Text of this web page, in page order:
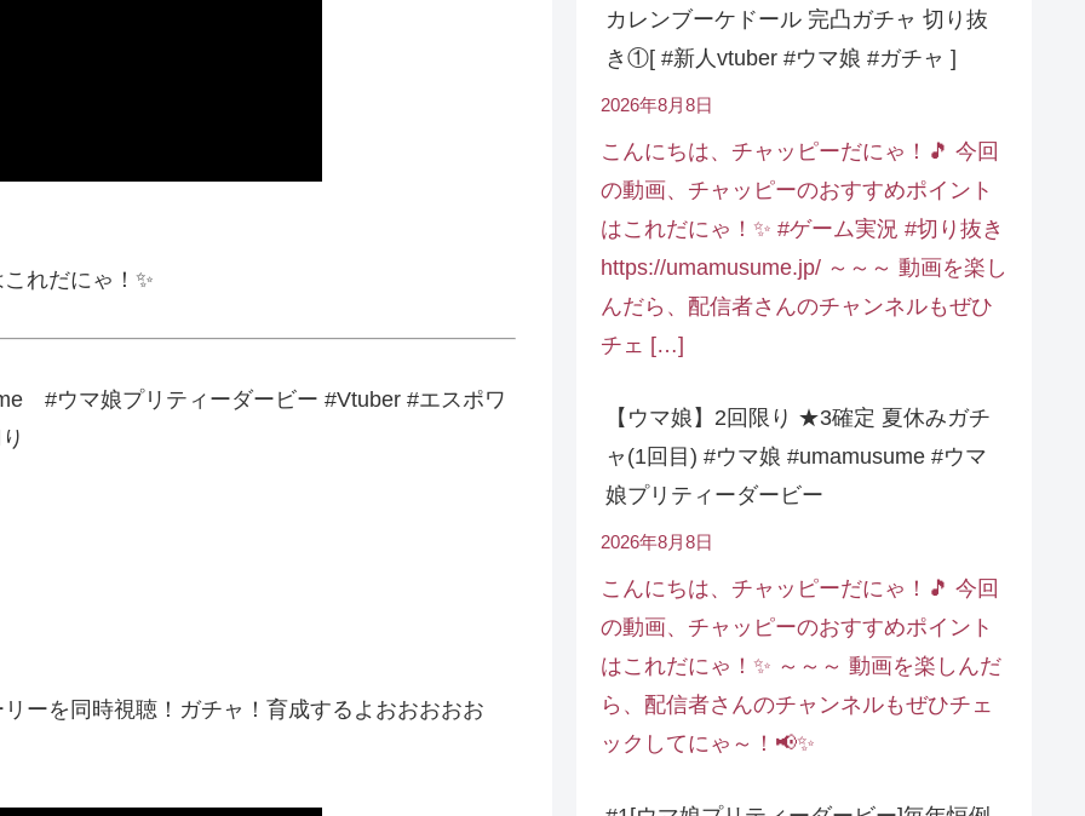
れだにゃ！✨
#ウマ娘プリティーダービー #Vtuber #エスポワ
ーを同時視聴！ガチャ！育成するよおおおおお
カレンブーケドール 完凸ガチャ 切り抜
き①[ #新人vtuber #ウマ娘 #ガチャ ]
2026年8月8日
こんにちは、チャッピーだにゃ！🎵 今回
の動画、チャッピーのおすすめポイント
はこれだにゃ！✨ #ゲーム実況 #切り抜き
https://umamusume.jp/ ～～～ 動画を楽し
んだら、配信者さんのチャンネルもぜひ
チェ […]
【ウマ娘】2回限り ★3確定 夏休みガチ
ャ(1回目) #ウマ娘 #umamusume #ウマ
娘プリティーダービー
2026年8月8日
こんにちは、チャッピーだにゃ！🎵 今回
の動画、チャッピーのおすすめポイント
はこれだにゃ！✨ ～～～ 動画を楽しんだ
ら、配信者さんのチャンネルもぜひチェ
ックしてにゃ～！📢✨